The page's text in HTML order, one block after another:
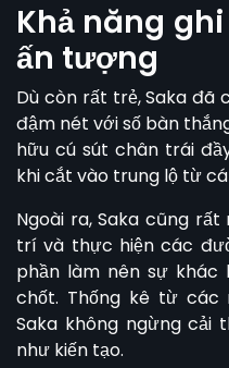
Khả năng
ấn tượng
Dù còn rất trẻ, Saka đã
đậm nét với số bàn
hữu cú sút chân trái
khi cắt vào trung lộ từ
Ngoài ra, Saka cũng
trí và thực hiện các
phần làm nên sự
chốt. Thống kê từ các
Saka không ngừng cải
như kiến tạo.